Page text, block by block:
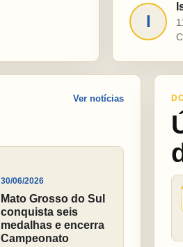
I
Ver notícias
30/06/2026
Mato Grosso do Sul
conquista seis
medalhas e encerra
Campeonato